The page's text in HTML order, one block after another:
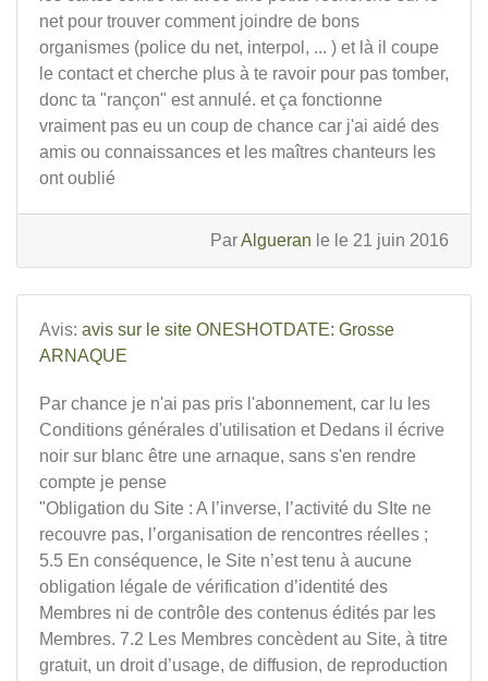
net pour trouver comment joindre de bons
organismes (police du net, interpol, ... ) et là il coupe
le contact et cherche plus à te ravoir pour pas tomber,
donc ta "rançon" est annulé. et ça fonctionne
vraiment pas eu un coup de chance car j'ai aidé des
amis ou connaissances et les maîtres chanteurs les
ont oublié
ParAlgueran le le 21 juin 2016
Avis: avis sur le site ONESHOTDATE: Grosse
ARNAQUE
Par chance je n'ai pas pris l'abonnement, car lu les
Conditions générales d'utilisation et Dedans il écrive
noir sur blanc être une arnaque, sans s'en rendre
compte je pense
"Obligation du Site : A l’inverse, l’activité du SIte ne
recouvre pas, l’organisation de rencontres réelles ;
5.5 En conséquence, le Site n’est tenu à aucune
obligation légale de vérification d’identité des
Membres ni de contrôle des contenus édités par les
Membres. 7.2 Les Membres concèdent au Site, à titre
gratuit, un droit d’usage, de diffusion, de reproduction